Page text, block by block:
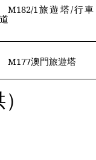
M182/1 旅遊塔/行車
M177澳門旅遊塔